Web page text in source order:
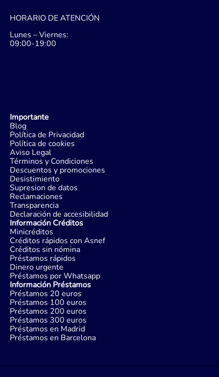
HORARIO DE ATENCIÓN
Lunes – Viernes:
09:00-19:00
Importante
Blog
Política de Privacidad
Política de cookies
Aviso Legal
Términos y Condiciones
Descuentos y promociones
Desistimiento
Supresion de datos
Reclamaciones
Transparencia
Declaración de accesibilidad
Información Créditos
Minicréditos
Créditos rápidos con Asnef
Créditos sin nómina
Préstamos rápidos
Dinero urgente
Préstamos por Whatsapp
Información Préstamos
Préstamos 20 euros
Préstamos 100 euros
Préstamos 200 euros
Préstamos 300 euros
Préstamos en Madrid
Préstamos en Barcelona